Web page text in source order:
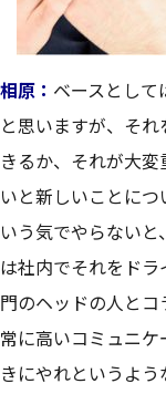
相原： ベースとし
と思いますが、そ
きるか、それが大
いと新しいことに
いう気でやらない
は社内でそれをド
門のヘッドの人と
常に高いコミュニ
きにやれというよ